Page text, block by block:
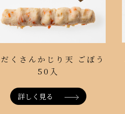
くさんかじり天 ごぼう
50入
詳しく見る